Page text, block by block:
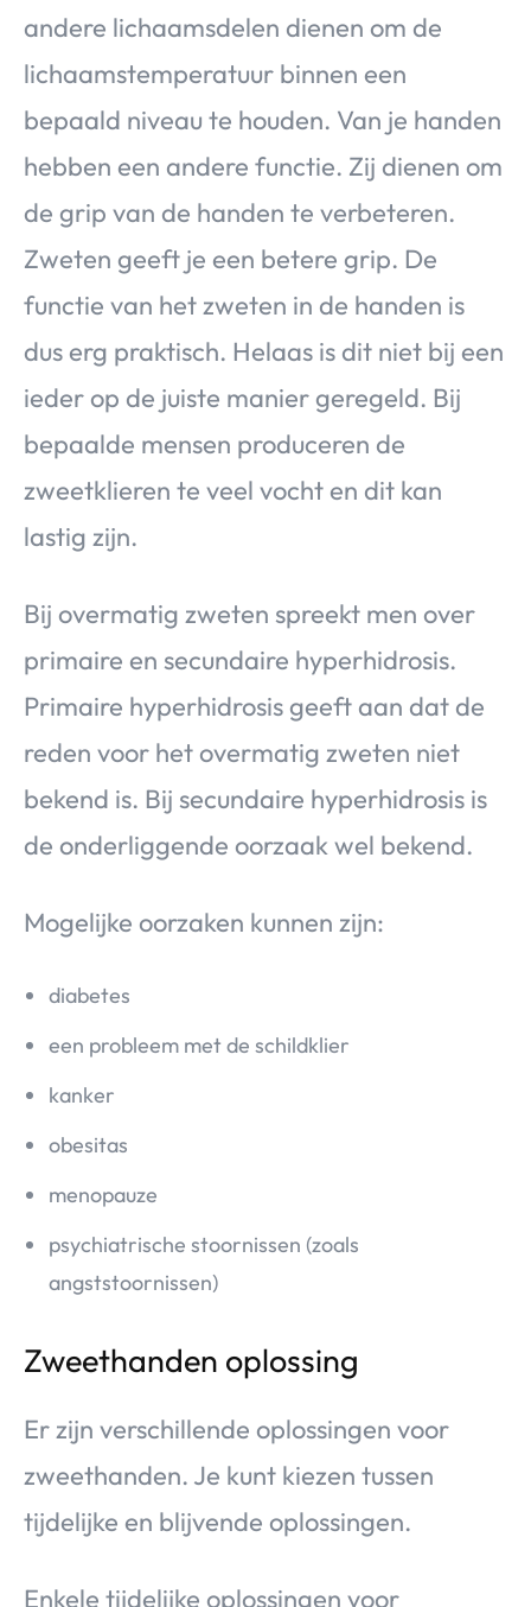
andere lichaamsdelen dienen om de
lichaamstemperatuur binnen een
bepaald niveau te houden. Van je handen
hebben een andere functie. Zij dienen om
de grip van de handen te verbeteren.
Zweten geeft je een betere grip. De
functie van het zweten in de handen is
dus erg praktisch. Helaas is dit niet bij een
ieder op de juiste manier geregeld. Bij
bepaalde mensen produceren de
zweetklieren te veel vocht en dit kan
lastig zijn.
Bij overmatig zweten spreekt men over
primaire en secundaire hyperhidrosis.
Primaire hyperhidrosis geeft aan dat de
reden voor het overmatig zweten niet
bekend is. Bij secundaire hyperhidrosis is
de onderliggende oorzaak wel bekend.
Mogelijke oorzaken kunnen zijn:
diabetes
een probleem met de schildklier
kanker
obesitas
menopauze
psychiatrische stoornissen (zoals
angststoornissen)
Zweethanden oplossing
Er zijn verschillende oplossingen voor
zweethanden. Je kunt kiezen tussen
tijdelijke en blijvende oplossingen.
Enkele tijdelijke oplossingen voor